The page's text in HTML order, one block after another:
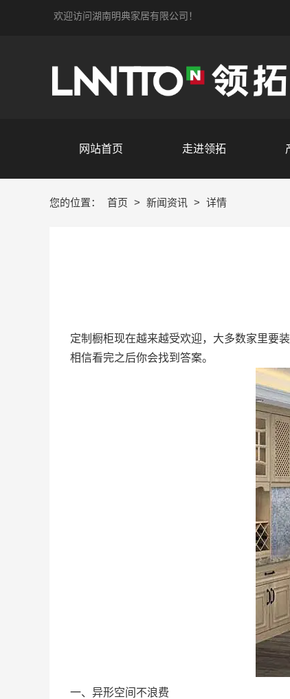
网站首页 走进领拓
欢迎访问湖南明典家居有限公司！
您的位置： 首页 > 新闻资讯 > 详情
定制橱柜现在越来越受欢迎，大多数家里要
相信看完之后你会找到答案。
一、异形空间不浪费